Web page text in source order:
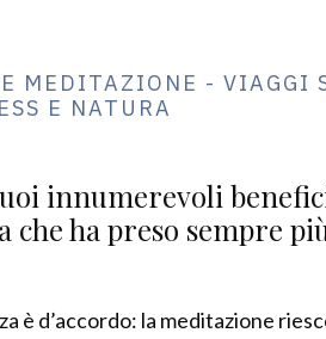
MEDITAZIONE - VIAGGI
E NATURA
innumerevoli
che ha preso sempre
è d’accordo: la meditazione